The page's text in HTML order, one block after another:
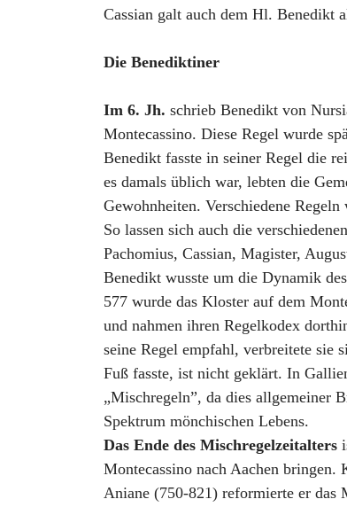
Cassian galt auch dem Hl. Benedikt
Die Benediktiner
Im 6. Jh. schrieb Benedikt von
Montecassino. Diese Regel wurde
Benedikt fasste in seiner Regel die
es damals üblich war, lebten die
Gewohnheiten. Verschiedene
So lassen sich auch die
Pachomius, Cassian, Magister,
Benedikt wusste um die Dynamik
577 wurde das Kloster auf dem
und nahmen ihren Regelkodex
seine Regel empfahl, verbreitete sie
Fuß fasste, ist nicht geklärt. In
„Mischregeln”, da dies allgemeiner
Spektrum mönchischen Lebens.
Das Ende des Mischregelzeitalters
Montecassino nach Aachen
Aniane (750-821) reformierte er das